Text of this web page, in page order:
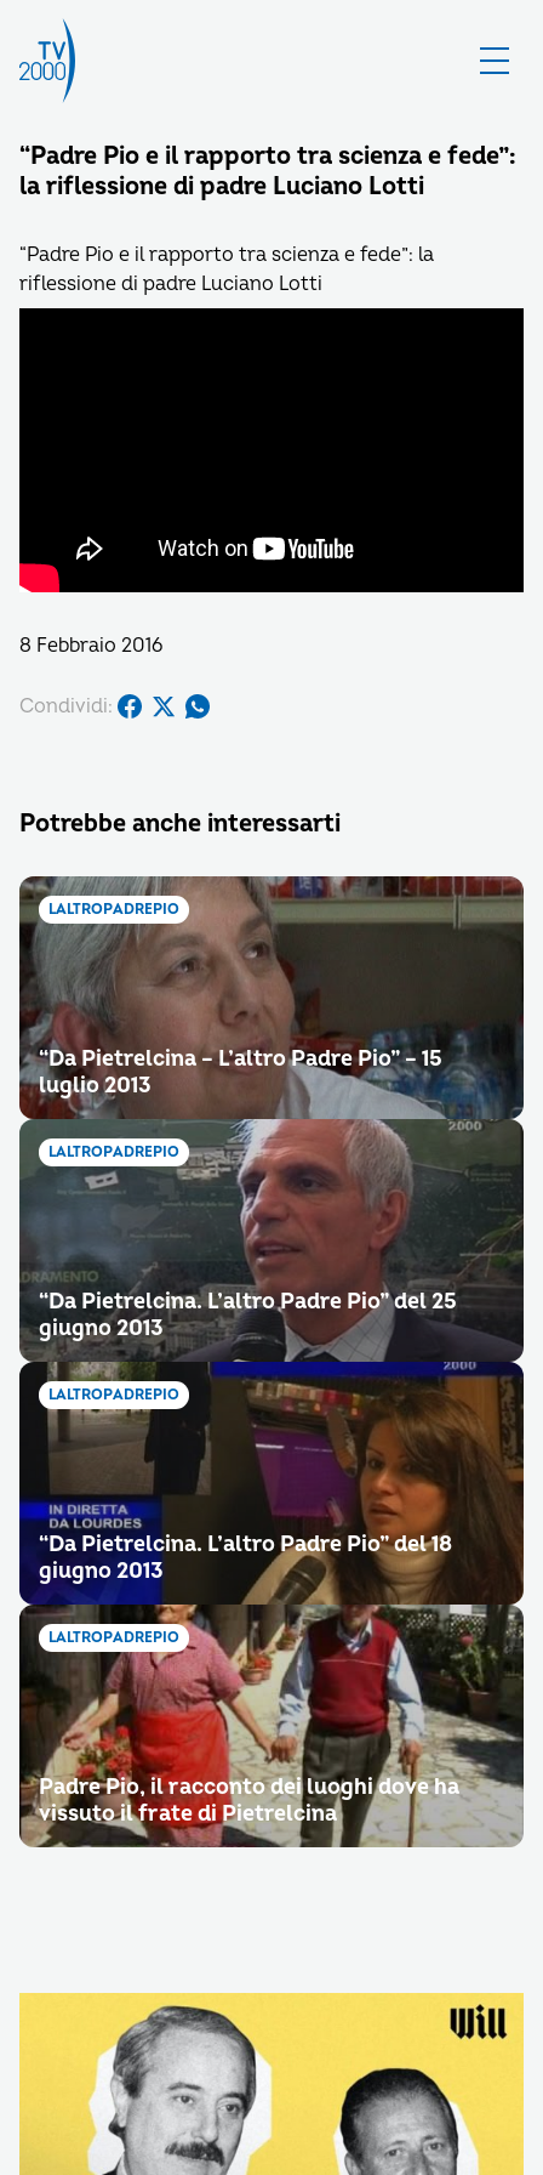
“Padre Pio e il rapporto tra scienza e fede”:
la riflessione di padre Luciano Lotti
“Padre Pio e il rapporto tra scienza e fede”: la
riflessione di padre Luciano Lotti
8 Febbraio 2016
Condividi:
Potrebbe anche interessarti
LALTROPADREPIO
“Da Pietrelcina – L’altro Padre Pio” – 15
luglio 2013
LALTROPADREPIO
“Da Pietrelcina. L’altro Padre Pio” del 25
giugno 2013
LALTROPADREPIO
“Da Pietrelcina. L’altro Padre Pio” del 18
giugno 2013
LALTROPADREPIO
Padre Pio, il racconto dei luoghi dove ha
vissuto il frate di Pietrelcina